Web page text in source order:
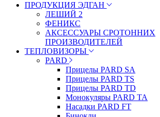
ПРОДУКЦИЯ ЭДГАН
ЛЕШИЙ 2
ФЕНИКС
АКСЕССУАРЫ СРОТОННИХ
ПРОИЗВОДИТЕЛЕЙ
ТЕПЛОВИЗОРЫ
PARD
Прицелы PARD SA
Прицелы PARD TS
Прицелы PARD TD
Монокуляры PARD TA
Насадки PARD FT